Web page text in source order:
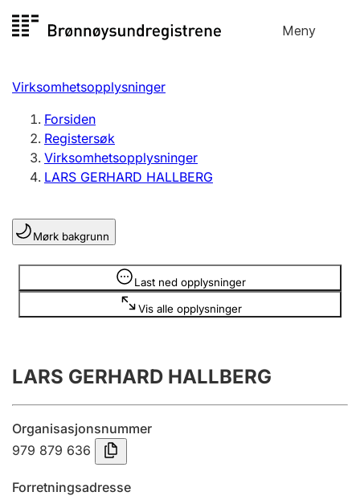
til
Meny
Registersøk
Aksjeselskap
Enkeltpersonforetak
Registrere, endre, slette
Lag og forening
Registrere, endre, slette
Årsregnskap
Innsending og forsinkelsesgebyr
Virksomhetsopplysninger
Forsiden
Registersøk
Virksomhetsopplysninger
LARS GERHARD HALLBERG
Mørk bakgrunn
Last ned opplysninger
Vis alle opplysninger
Opplysninger er skjult
LARS GERHARD HALLBERG
Organisasjonsnummer
979 879 636
Forretningsadresse